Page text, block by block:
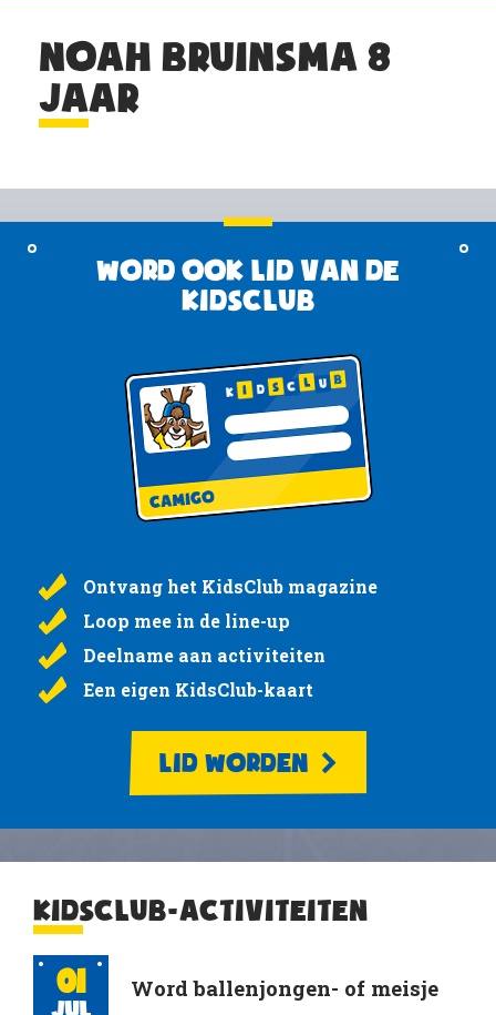
NOAH BRUINSMA 8
JAAR
Word ook lid van de
KidsClub
Ontvang het KidsClub magazine
Loop mee in de line-up
Deelname aan activiteiten
Een eigen KidsClub-kaart
LID WORDEN
KIDSCLUB-ACTIVITEITEN
01
Jul
Word ballenjongen- of meisje